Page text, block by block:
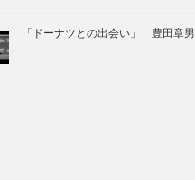
「ドーナツとの出会い」 豊田章男